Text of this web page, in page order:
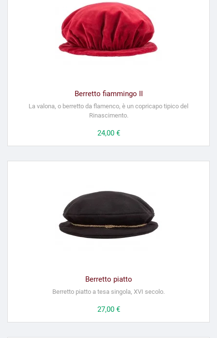
Berretto fiammingo II
La valona, ​​o berretto da flamenco, è un copricapo tipico del
Rinascimento.
Prezzo
24,00 €
Berretto piatto
Berretto piatto a tesa singola, XVI secolo.
Prezzo
27,00 €